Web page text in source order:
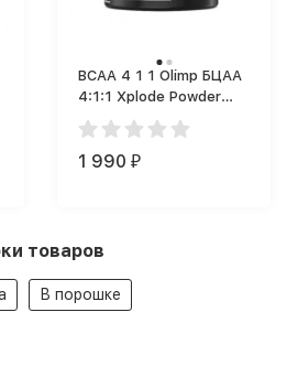
BCAA 4 1 1 Olimp БЦАА
4:1:1 Xplode Powder
(200 г)
1 990 ₽
товаров
В порошке